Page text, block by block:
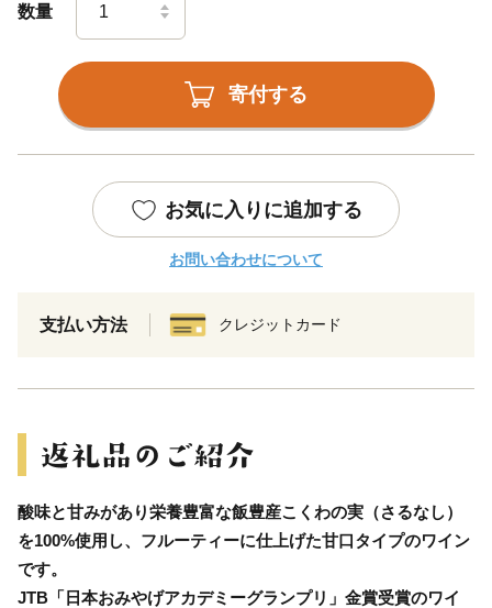
数量
寄付する
お気に入りに追加する
お問い合わせについて
支払い方法 クレジットカード
酸味と甘みがあり栄養豊富な飯豊産こくわの実（さるなし）
を100%使用し、フルーティーに仕上げた甘口タイプのワイン
です。
JTB「日本おみやげアカデミーグランプリ」金賞受賞のワイ